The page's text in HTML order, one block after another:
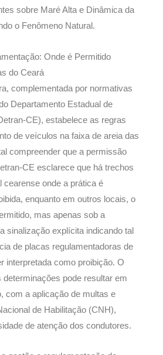
sobre Maré Alta e Dinâmica da
o Fenômeno Natural.
Onde é Permitido
do Ceará
complementada por normativas
Departamento Estadual de
CE), estabelece as regras
de veículos na faixa de areia das
compreender que a permissão
CE esclarece que há trechos
cearense onde a prática é
enquanto em outros locais, o
mas apenas sob a
sinalização explícita indicando tal
de placas regulamentadoras de
interpretada como proibição. O
pode resultar em
com a aplicação de multas e
de Habilitação (CNH),
de atenção dos condutores.